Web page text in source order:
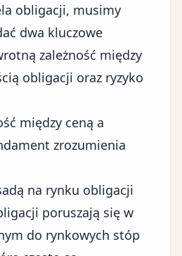
obligacji, musimy
dwa kluczowe
zależność między
obligacji oraz ryzyko
między ceną a
zrozumienia
na rynku obligacji
poruszają się w
do rynkowych stóp